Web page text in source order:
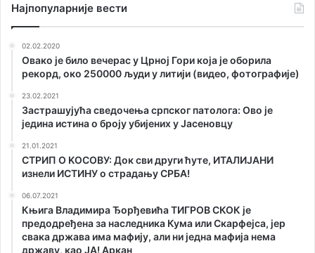
Наjпопуларније вести
02.02.2020
Овако је било вечерас у Црној Гори која је оборила
рекорд, око 250000 људи у литији (видео, фотографије)
23.02.2021
Застрашујућа сведочења српског патолога: Ово је
једина истина о броју убијених у Јасеновцу
21.01.2021
СТРИП О KОСОВУ: Док сви други ћуте, ИТАЛИЈАНИ
изнели ИСТИНУ о страдању СРБА!
06.07.2021
Књига Владимира Ђорђевића ТИГРОВ СКОК је
предодређена за наследника Кума или Скарфејса, јер
свака држава има мафију, али ни једна мафија нема
државу, као ЈА! Аркан